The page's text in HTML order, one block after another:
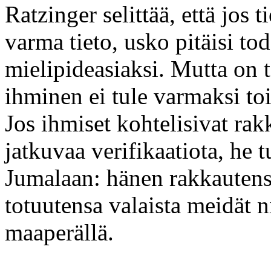
Ratzinger selittää, että jos
varma tieto, usko pitäisi
mielipideasiaksi. Mutta on
ihminen ei tule varmaksi
Jos ihmiset kohtelisivat
jatkuvaa verifikaatiota, he
Jumalaan: hänen
totuutensa valaista meidät
maaperällä.